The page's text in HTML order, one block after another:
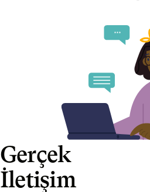
Gerçek
İletişim